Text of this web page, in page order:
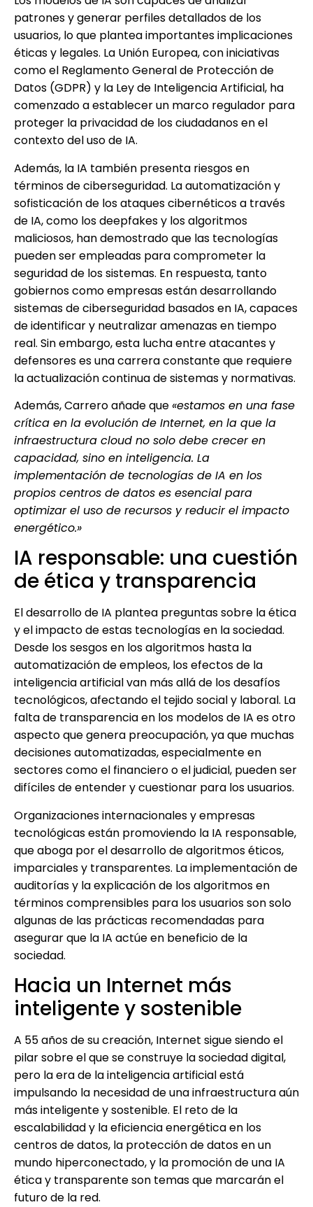
patrones y generar perfiles detallados de los
usuarios, lo que plantea importantes implicaciones
éticas y legales. La Unión Europea, con iniciativas
como el Reglamento General de Protección de
Datos (GDPR) y la Ley de Inteligencia Artificial, ha
comenzado a establecer un marco regulador para
proteger la privacidad de los ciudadanos en el
contexto del uso de IA.
Además, la IA también presenta riesgos en
términos de ciberseguridad. La automatización y
sofisticación de los ataques cibernéticos a través
de IA, como los deepfakes y los algoritmos
maliciosos, han demostrado que las tecnologías
pueden ser empleadas para comprometer la
seguridad de los sistemas. En respuesta, tanto
gobiernos como empresas están desarrollando
sistemas de ciberseguridad basados en IA, capaces
de identificar y neutralizar amenazas en tiempo
real. Sin embargo, esta lucha entre atacantes y
defensores es una carrera constante que requiere
la actualización continua de sistemas y normativas.
Además, Carrero añade que«estamos en una fase
crítica en la evolución de Internet, en la que la
infraestructura cloud no solo debe crecer en
capacidad, sino en inteligencia. La
implementación de tecnologías de IA en los
propios centros de datos es esencial para
optimizar el uso de recursos y reducir el impacto
energético.»
IA responsable: una cuestión
de ética y transparencia
El desarrollo de IA plantea preguntas sobre la ética
y el impacto de estas tecnologías en la sociedad.
Desde los sesgos en los algoritmos hasta la
automatización de empleos, los efectos de la
inteligencia artificial van más allá de los desafíos
tecnológicos, afectando el tejido social y laboral. La
falta de transparencia en los modelos de IA es otro
aspecto que genera preocupación, ya que muchas
decisiones automatizadas, especialmente en
sectores como el financiero o el judicial, pueden ser
difíciles de entender y cuestionar para los usuarios.
Organizaciones internacionales y empresas
tecnológicas están promoviendo la IA responsable,
que aboga por el desarrollo de algoritmos éticos,
imparciales y transparentes. La implementación de
auditorías y la explicación de los algoritmos en
términos comprensibles para los usuarios son solo
algunas de las prácticas recomendadas para
asegurar que la IA actúe en beneficio de la
sociedad.
Hacia un Internet más
inteligente y sostenible
A 55 años de su creación, Internet sigue siendo el
pilar sobre el que se construye la sociedad digital,
pero la era de la inteligencia artificial está
impulsando la necesidad de una infraestructura aún
más inteligente y sostenible. El reto de la
escalabilidad y la eficiencia energética en los
centros de datos, la protección de datos en un
mundo hiperconectado, y la promoción de una IA
ética y transparente son temas que marcarán el
futuro de la red.